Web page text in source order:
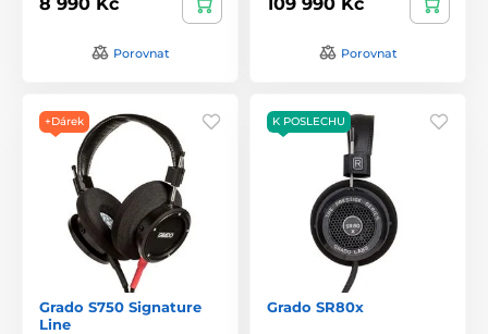
Porovnat Porovnat
+Dárek
Grado S750 Signature
Line
K POSLECHU
Grado SR80x